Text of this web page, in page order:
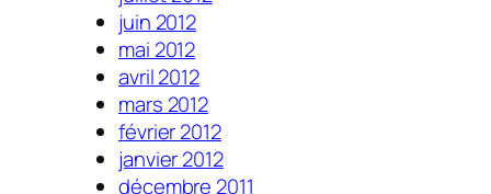
juin 2012
mai 2012
avril 2012
mars 2012
février 2012
janvier 2012
décembre 2011